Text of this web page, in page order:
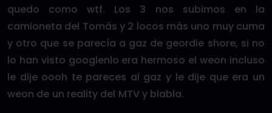
quedo como wtf. Los 3 nos subimos en la
camioneta del Tomás y 2 locos más uno muy cuma
y otro que se parecía a gaz de geordie shore, si no
lo han visto googlenlo era hermoso el weon incluso
le dije oooh te pareces al gaz y le dije que era un
weon de un reality del MTV y blabla.